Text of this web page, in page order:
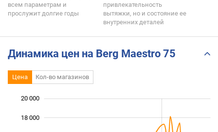
всем параметрам и
прослужит долгие годы
привлекательность
вытяжки, но и состояние ее
внутренних деталей
Динамика цен на Berg Maestro 75
Цена Кол-во магазинов
18 000
20 000